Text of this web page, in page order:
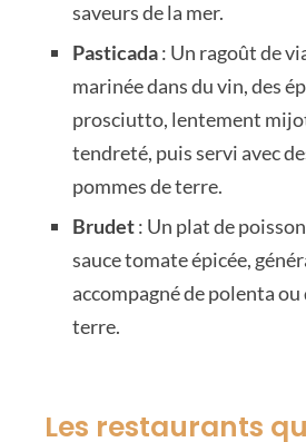
saveurs de la mer.
Pasticada: Un ragoût de
marinée dans du vin, des
prosciutto, lentement
tendreté, puis servi avec
pommes de terre.
Brudet: Un plat de
sauce tomate épicée,
accompagné de polenta ou
terre.
Les restaurants